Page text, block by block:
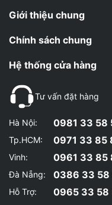
Giới thiệu chung
Chính sách chung
Hệ thống cửa hàng
Tư vấn đặt hàng
Hà Nội: 0981 33 58
Tp.HCM: 0971 33 85
Vinh: 0961 33 85
Đà Nẵng: 0386 33 58
Hỗ Trợ: 0965 33 58